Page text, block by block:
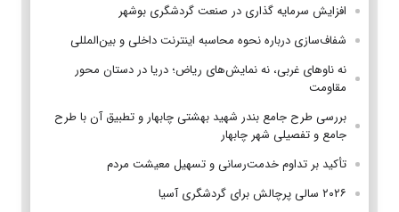
افزایش سرمایه گذاری در صنعت گردشگری بوشهر
شفاف‌سازی درباره نحوه محاسبه اینترنت داخلی و بین‌المللی
نه ناوهای غربی، نه نمایش‌های ریاض؛ دریا در دستان محور
مقاومت
بررسی طرح جامع بندر شهید بهشتی چابهار و تطبیق آن با طرح
جامع و تفصیلی شهر چابهار
تأکید بر تداوم خدمت‌رسانی و تسهیل معیشت مردم
۲۰۲۶ سالی پرچالش برای گردشگری آسیا